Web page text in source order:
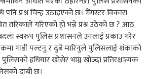
पनि प्रश्न चिन्ह उठाइएको छ। गैंगस्टर विकास
तरिकाले गरिएको हो भन्ने प्रश्न उठेको छ ? आठ
स्वरुप पुलिस प्रशासनले उनलाई प्रकाउ गरेर
गाडी पल्टनु र दुबे मारिनुले पुलिसलाई शंकाको
हथियार खोसेर भाग्न खोज्दा प्रतिरक्षात्मक
दाबी छ।